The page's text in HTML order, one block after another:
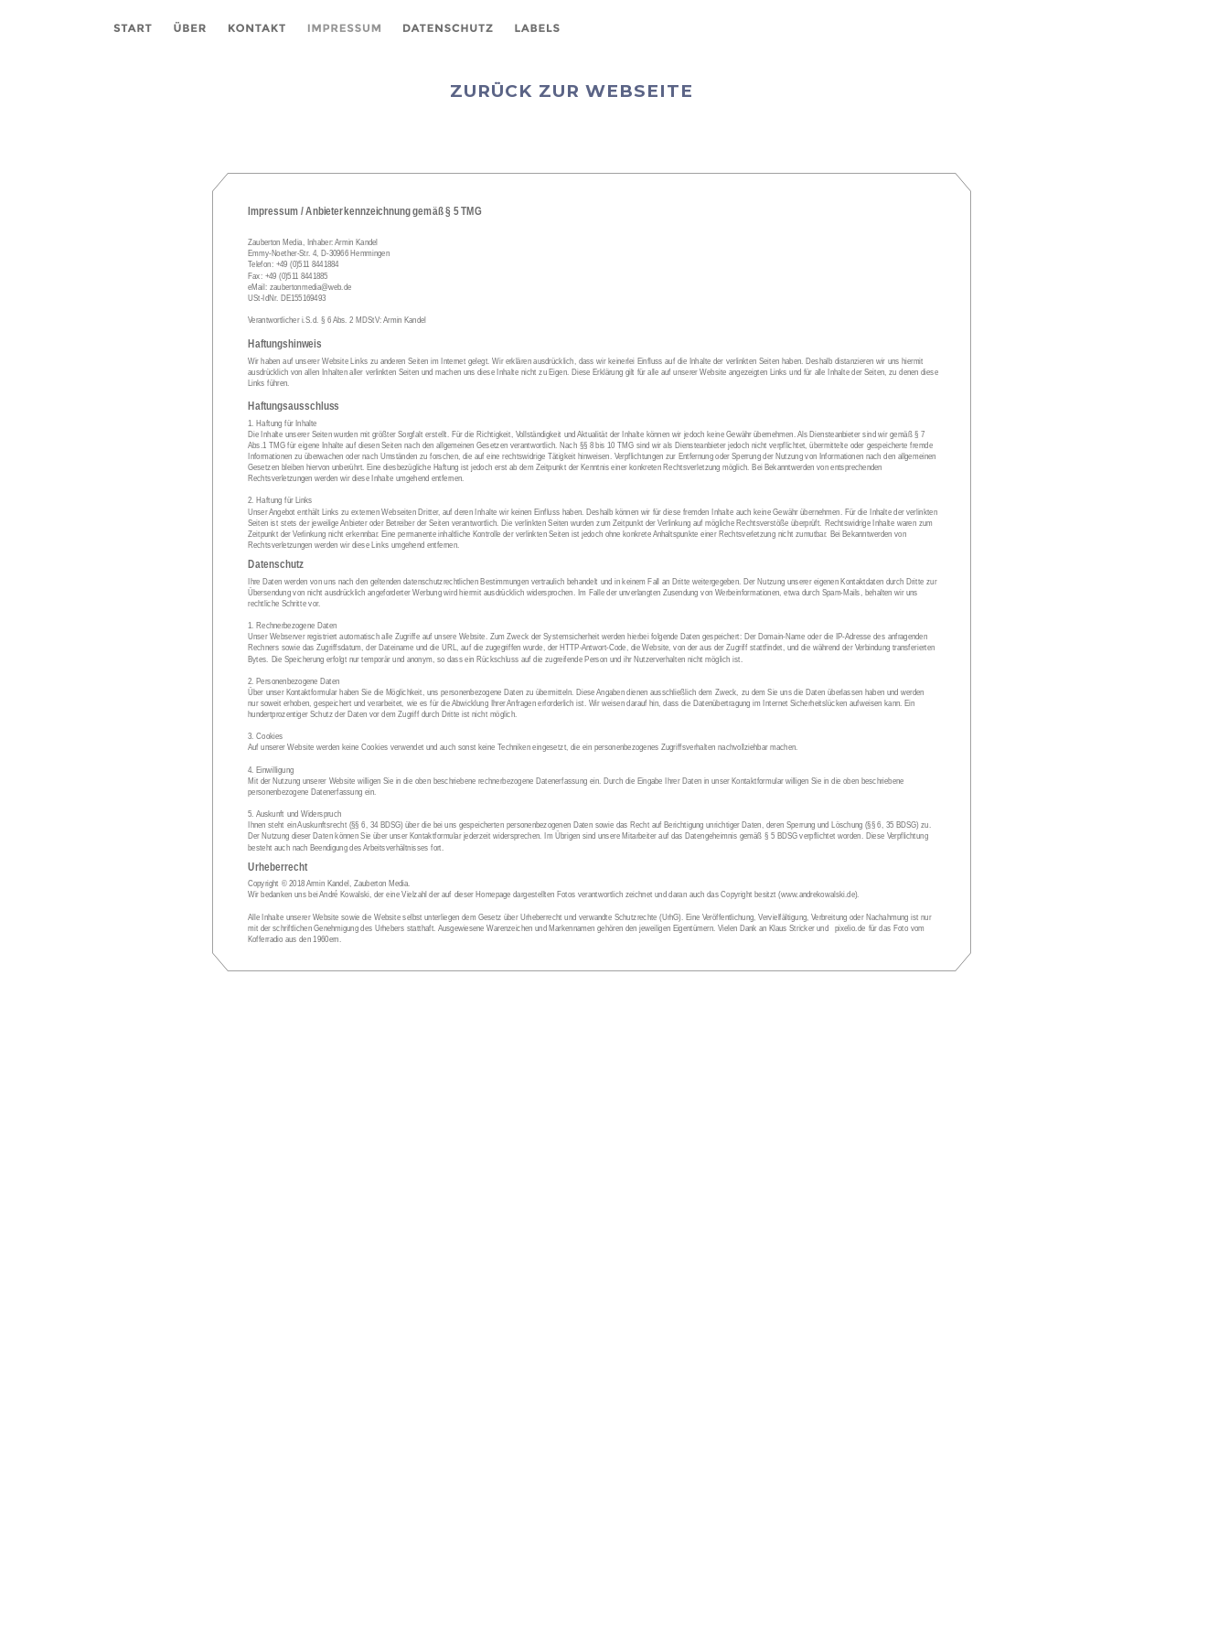
Impressum / Anbieterkennzeichnung gemäß § 5 TMG
Zauberton Media, Inhaber: Armin Kandel
Emmy-Noether-Str. 4, D-30966 Hemmingen
Telefon: +49 (0)511 8441884
Fax: +49 (0)511 8441885
eMail: zaubertonmedia@web.de
USt-IdNr. DE155169493
Verantwortlicher i.S.d. § 6 Abs. 2 MDStV: Armin Kandel
Haftungshinweis
Wir haben auf unserer Website Links zu anderen Seiten im Internet gelegt. Wir erklären ausdrücklich, dass wir keinerlei Einfluss auf die Inhalte der verlinkten Seiten haben. Deshalb distanzieren wir uns hiermit
ausdrücklich von allen Inhalten aller verlinkten Seiten und machen uns diese Inhalte nicht zu Eigen. Diese Erklärung gilt für alle auf unserer Website angezeigten Links und für alle Inhalte der Seiten, zu denen diese
Links führen.
Haftungsausschluss
1. Haftung für Inhalte
Die Inhalte unserer Seiten wurden mit größter Sorgfalt erstellt. Für die Richtigkeit, Vollständigkeit und Aktualität der Inhalte können wir jedoch keine Gewähr übernehmen. Als Diensteanbieter sind wir gemäß § 7
Abs.1 TMG für eigene Inhalte auf diesen Seiten nach den allgemeinen Gesetzen verantwortlich. Nach §§ 8 bis 10 TMG sind wir als Diensteanbieter jedoch nicht verpflichtet, übermittelte oder gespeicherte fremde
Informationen zu überwachen oder nach Umständen zu forschen, die auf eine rechtswidrige Tätigkeit hinweisen. Verpflichtungen zur Entfernung oder Sperrung der Nutzung von Informationen nach den allgemeinen
Gesetzen bleiben hiervon unberührt. Eine diesbezügliche Haftung ist jedoch erst ab dem Zeitpunkt der Kenntnis einer konkreten Rechtsverletzung möglich. Bei Bekanntwerden von entsprechenden
Rechtsverletzungen werden wir diese Inhalte umgehend entfernen.
2. Haftung für Links
Unser Angebot enthält Links zu externen Webseiten Dritter, auf deren Inhalte wir keinen Einfluss haben. Deshalb können wir für diese fremden Inhalte auch keine Gewähr übernehmen. Für die Inhalte der verlinkten
Seiten ist stets der jeweilige Anbieter oder Betreiber der Seiten verantwortlich. Die verlinkten Seiten wurden zum Zeitpunkt der Verlinkung auf mögliche Rechtsverstöße überprüft. Rechtswidrige Inhalte waren zum
Zeitpunkt der Verlinkung nicht erkennbar. Eine permanente inhaltliche Kontrolle der verlinkten Seiten ist jedoch ohne konkrete Anhaltspunkte einer Rechtsverletzung nicht zumutbar. Bei Bekanntwerden von
Rechtsverletzungen werden wir diese Links umgehend entfernen.
Datenschutz
Ihre Daten werden von uns nach den geltenden datenschutzrechtlichen Bestimmungen vertraulich behandelt und in keinem Fall an Dritte weitergegeben. Der Nutzung unserer eigenen Kontaktdaten durch Dritte zur
Übersendung von nicht ausdrücklich angeforderter Werbung wird hiermit ausdrücklich widersprochen. Im Falle der unverlangten Zusendung von Werbeinformationen, etwa durch Spam-Mails, behalten wir uns
rechtliche Schritte vor.
1. Rechnerbezogene Daten
Unser Webserver registriert automatisch alle Zugriffe auf unsere Website. Zum Zweck der Systemsicherheit werden hierbei folgende Daten gespeichert: Der Domain-Name oder die IP-Adresse des anfragenden
Rechners sowie das Zugriffsdatum, der Dateiname und die URL, auf die zugegriffen wurde, der HTTP-Antwort-Code, die Website, von der aus der Zugriff stattfindet, und die während der Verbindung transferierten
Bytes. Die Speicherung erfolgt nur temporär und anonym, so dass ein Rückschluss auf die zugreifende Person und ihr Nutzerverhalten nicht möglich ist.
2. Personenbezogene Daten
Über unser Kontaktformular haben Sie die Möglichkeit, uns personenbezogene Daten zu übermitteln. Diese Angaben dienen ausschließlich dem Zweck, zu dem Sie uns die Daten überlassen haben und werden
nur soweit erhoben, gespeichert und verarbeitet, wie es für die Abwicklung Ihrer Anfragen erforderlich ist. Wir weisen darauf hin, dass die Datenübertragung im Internet Sicherheitslücken aufweisen kann. Ein
hundertprozentiger Schutz der Daten vor dem Zugriff durch Dritte ist nicht möglich.
3. Cookies
Auf unserer Website werden keine Cookies verwendet und auch sonst keine Techniken eingesetzt, die ein personenbezogenes Zugriffsverhalten nachvollziehbar machen.
4. Einwilligung
Mit der Nutzung unserer Website willigen Sie in die oben beschriebene rechnerbezogene Datenerfassung ein. Durch die Eingabe Ihrer Daten in unser Kontaktformular willigen Sie in die oben beschriebene
personenbezogene Datenerfassung ein.
5. Auskunft und Widerspruch
Ihnen steht ein Auskunftsrecht (§§ 6, 34 BDSG) über die bei uns gespeicherten personenbezogenen Daten sowie das Recht auf Berichtigung unrichtiger Daten, deren Sperrung und Löschung (§§ 6, 35 BDSG) zu.
Der Nutzung dieser Daten können Sie über unser Kontaktformular jederzeit widersprechen. Im Übrigen sind unsere Mitarbeiter auf das Datengeheimnis gemäß § 5 BDSG verpflichtet worden. Diese Verpflichtung
besteht auch nach Beendigung des Arbeitsverhältnisses fort.
Urheberrecht
Copyright © 2018 Armin Kandel, Zauberton Media.
Wir bedanken uns bei André Kowalski, der eine Vielzahl der auf dieser Homepage dargestellten Fotos verantwortlich zeichnet und daran auch das Copyright besitzt (www.andrekowalski.de).
Alle Inhalte unserer Website sowie die Website selbst unterliegen dem Gesetz über Urheberrecht und verwandte Schutzrechte (UrhG). Eine Veröffentlichung, Vervielfältigung, Verbreitung oder Nachahmung ist nur
mit der schriftlichen Genehmigung des Urhebers statthaft. Ausgewiesene Warenzeichen und Markennamen gehören den jeweiligen Eigentümern. Vielen Dank an Klaus Stricker und
pixelio.de für das Foto vom
Kofferradio aus den 1960ern.
ZURÜCK ZUR WEBSEITE